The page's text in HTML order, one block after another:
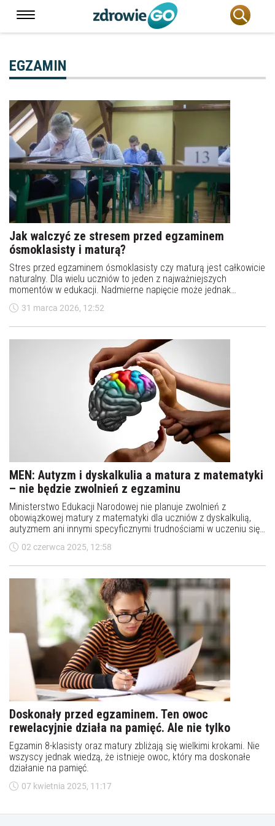
EGZAMIN
Jak walczyć ze stresem przed egzaminem
ósmoklasisty i maturą?
Stres przed egzaminem ósmoklasisty czy maturą jest całkowicie
naturalny. Dla wielu uczniów to jeden z najważniejszych
momentów w edukacji. Nadmierne napięcie może jednak
utrudniać koncentrację i zapamiętywanie informacji.
Psychologowie podkreślają, że odpowiednie przygotowanie,
31 marca 2026, 12:52
MEN: Autyzm i dyskalkulia a matura z matematyki
– nie będzie zwolnień z egzaminu
Ministerstwo Edukacji Narodowej nie planuje zwolnień z
obowiązkowej matury z matematyki dla uczniów z dyskalkulią,
autyzmem ani innymi specyficznymi trudnościami w uczeniu się.
Co to oznacza dla młodzieży z tymi diagnozami?
02 czerwca 2025, 12:58
Doskonały przed egzaminem. Ten owoc
rewelacyjnie działa na pamięć. Ale nie tylko
Egzamin 8-klasisty oraz matury zbliżają się wielkimi krokami. Nie
wszyscy jednak wiedzą, że istnieje owoc, który ma doskonałe
działanie na pamięć.
07 kwietnia 2025, 11:17